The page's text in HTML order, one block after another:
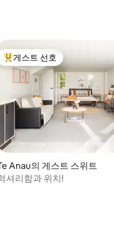
점), 후기 154개
점), 후기 721개
상위 게스트 선호
게스트 선호
Anau의 게스트 스위트
셔리함과 위치!